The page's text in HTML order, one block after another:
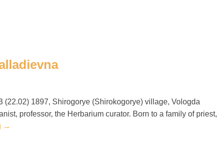
(22.02) 1897, Shirogorye (Shirokogorye) village, Vologda
professor, the Herbarium curator. Born to a family of priest,
→